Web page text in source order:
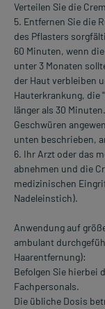
Verteilen Sie die
5. Entfernen Sie die
des Pflasters
60 Minuten, wenn
unter 3 Monaten
der Haut verbleiben
Hauterkrankung,
länger als 30
Geschwüren
unten beschrieben,
6. Ihr Arzt oder das
abnehmen und die
medizinischen
Nadeleinstich).
Anwendung auf
ambulant
Haarentfernung):
Befolgen Sie hierbei
Fachpersonals.
Die übliche Dosis